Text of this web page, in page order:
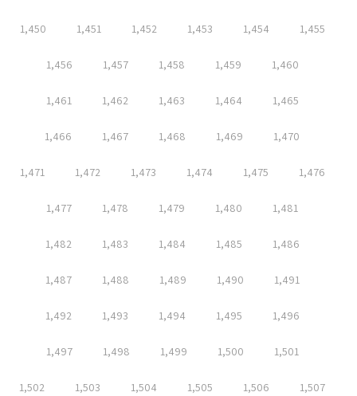
1,450 1,451 1,452 1,453 1,454 1,455
1,456 1,457 1,458 1,459 1,460
1,461 1,462 1,463 1,464 1,465
1,466 1,467 1,468 1,469 1,470
1,471 1,472 1,473 1,474 1,475 1,476
1,477 1,478 1,479 1,480 1,481
1,482 1,483 1,484 1,485 1,486
1,487 1,488 1,489 1,490 1,491
1,492 1,493 1,494 1,495 1,496
1,497 1,498 1,499 1,500 1,501
1,502 1,503 1,504 1,505 1,506 1,507